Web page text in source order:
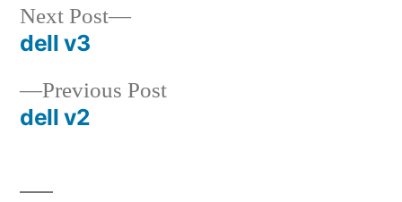
Post
navigation
Previous PostPrevious
dell v2
Next Post
Next
dell v3